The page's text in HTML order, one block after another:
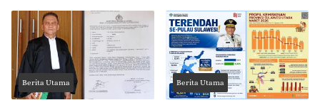
DPRD Manado
Berita Utama Berita Utama